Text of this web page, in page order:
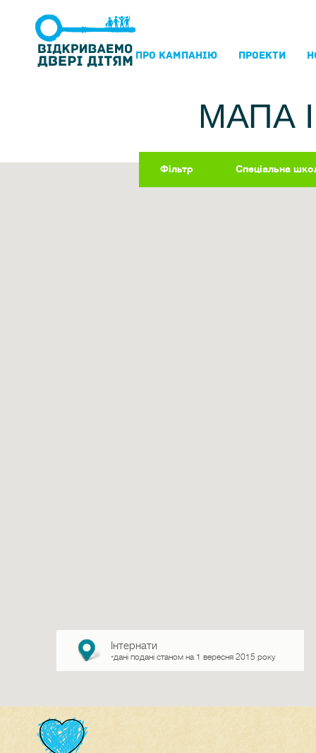
ПРО КАМПАНIЮ ПРОЕКТИ
МАПА
Фільтр Спеціальна
Інтернати
*дані подані станом на 1 вересня 2015 року